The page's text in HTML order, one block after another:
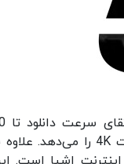
اگر بخواهیم در مورد مزایای این فناوری صحبت کنیم، می‌توانیم به ارتقای سرعت دانلود تا 10
گیگابیت در ثانیه اشاره کنیم که به کاربر اجازه پخش زنده ویدیو با کیفیت 4K را می‌دهد. علاوه بر